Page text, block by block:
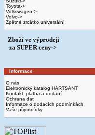
Toyota->
Volkswagen->
Volvo->
Zpětné zrcátko universální
Zboží ve výprodeji
­ za SUPER ceny->
Informace
O nás
Elektronický katalog HARTSANT
Kontakt, platba a dodaní
Ochrana dat
Informace o dodacích podmínkách
Vaše připomínky